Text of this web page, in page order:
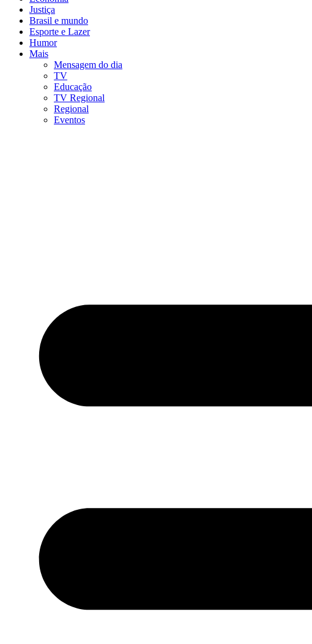
Justiça
Brasil e mundo
Esporte e Lazer
Humor
Mais
Mensagem do dia
TV
Educação
TV Regional
Regional
Eventos